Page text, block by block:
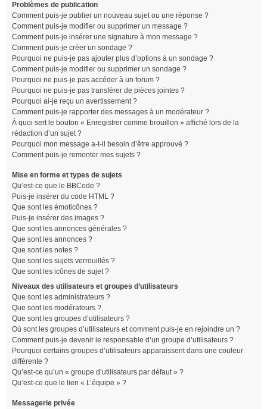
Problèmes de publication
Comment puis-je publier un nouveau sujet ou une réponse ?
Comment puis-je modifier ou supprimer un message ?
Comment puis-je insérer une signature à mon message ?
Comment puis-je créer un sondage ?
Pourquoi ne puis-je pas ajouter plus d’options à un sondage ?
Comment puis-je modifier ou supprimer un sondage ?
Pourquoi ne puis-je pas accéder à un forum ?
Pourquoi ne puis-je pas transférer de pièces jointes ?
Pourquoi ai-je reçu un avertissement ?
Comment puis-je rapporter des messages à un modérateur ?
À quoi sert le bouton « Enregistrer comme brouillon » affiché lors de la
rédaction d’un sujet ?
Pourquoi mon message a-t-il besoin d’être approuvé ?
Comment puis-je remonter mes sujets ?
Mise en forme et types de sujets
Qu’est-ce que le BBCode ?
Puis-je insérer du code HTML ?
Que sont les émoticônes ?
Puis-je insérer des images ?
Que sont les annonces générales ?
Que sont les annonces ?
Que sont les notes ?
Que sont les sujets verrouillés ?
Que sont les icônes de sujet ?
Niveaux des utilisateurs et groupes d’utilisateurs
Que sont les administrateurs ?
Que sont les modérateurs ?
Que sont les groupes d’utilisateurs ?
Où sont les groupes d’utilisateurs et comment puis-je en rejoindre un ?
Comment puis-je devenir le responsable d’un groupe d’utilisateurs ?
Pourquoi certains groupes d’utilisateurs apparaissent dans une couleur
différente ?
Qu’est-ce qu’un « groupe d’utilisateurs par défaut » ?
Qu’est-ce que le lien « L’équipe » ?
Messagerie privée